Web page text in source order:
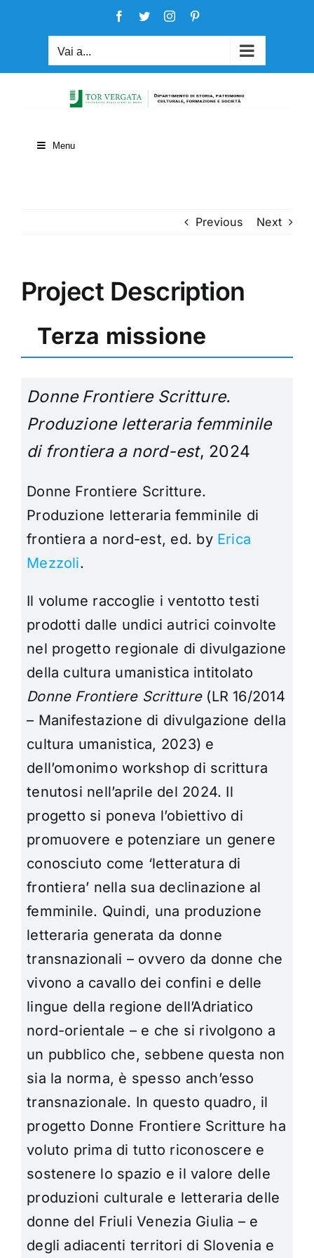
Facebook
TwitterInstagram
Vai a...
Menu
Previous Next
Project Description
Terza missione
Donne Frontiere Scritture.
Produzione letteraria femminile
di frontiera a nord-est, 2024
Donne Frontiere Scritture.
Produzione letteraria femminile di
frontiera a nord-est, ed. by Erica
Mezzoli.
Il volume raccoglie i ventotto testi
prodotti dalle undici autrici coinvolte
nel progetto regionale di divulgazione
della cultura umanistica intitolato
Donne Frontiere Scritture(LR 16/2014
– Manifestazione di divulgazione della
cultura umanistica, 2023) e
dell’omonimo workshop di scrittura
tenutosi nell’aprile del 2024. Il
progetto si poneva l’obiettivo di
promuovere e potenziare un genere
conosciuto come ‘letteratura di
frontiera’ nella sua declinazione al
femminile. Quindi, una produzione
letteraria generata da donne
transnazionali – ovvero da donne che
vivono a cavallo dei confini e delle
lingue della regione dell’Adriatico
nord-orientale – e che si rivolgono a
un pubblico che, sebbene questa non
sia la norma, è spesso anch’esso
transnazionale. In questo quadro, il
progetto Donne Frontiere Scritture ha
voluto prima di tutto riconoscere e
sostenere lo spazio e il valore delle
produzioni culturale e letteraria delle
donne del Friuli Venezia Giulia – e
degli adiacenti territori di Slovenia e